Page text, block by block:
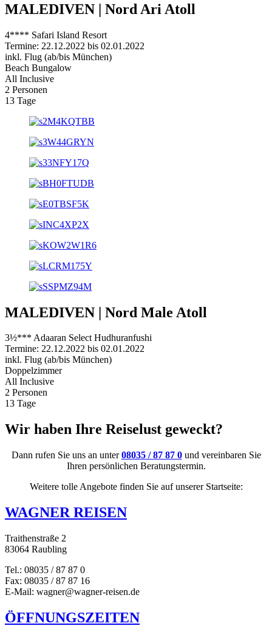
MALEDIVEN | Nord Ari Atoll
4**** Safari Island Resort
Termine: 22.12.2022 bis 02.01.2022
inkl. Flug (ab/bis München)
Beach Bungalow
All Inclusive
2 Personen
13 Tage
MALEDIVEN | Nord Male Atoll
3½*** Adaaran Select Hudhuranfushi
Termine: 22.12.2022 bis 02.01.2022
inkl. Flug (ab/bis München)
Doppelzimmer
All Inclusive
2 Personen
13 Tage
Wir haben Ihre Reiselust geweckt?
Dann rufen Sie uns an unter08035 / 87 87 0und vereinbaren Sie
Ihren persönlichen Beratungstermin.
Weitere tolle Angebote finden Sie auf unserer Startseite:
WAGNER REISEN
Traithenstraße 2
83064 Raubling
Tel.: 08035 / 87 87 0
Fax: 08035 / 87 87 16
E-Mail: wagner@wagner-reisen.de
ÖFFNUNGSZEITEN